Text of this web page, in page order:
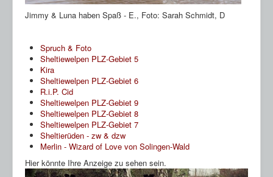
Jimmy & Luna haben Spaß - E., Foto: Sarah Schmidt, D
Spruch & Foto
Sheltiewelpen PLZ-Gebiet 5
Kira
Sheltiewelpen PLZ-Gebiet 6
R.i.P. Cid
Sheltiewelpen PLZ-Gebiet 9
Sheltiewelpen PLZ-Gebiet 8
Sheltiewelpen PLZ-Gebiet 7
Sheltierüden - zw & dzw
Merlin - Wizard of Love von Solingen-Wald
Hier könnte Ihre Anzeige zu sehen sein.